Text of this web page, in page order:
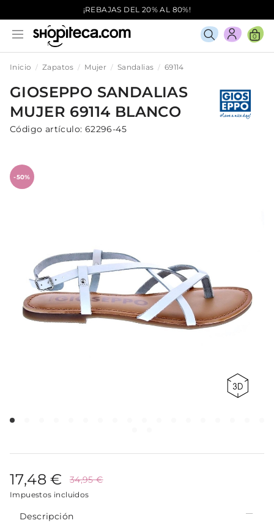
¡REBAJAS DEL 20% AL 80%!
0
Inicio Zapatos Mujer Sandalias 69114
GIOSEPPO SANDALIAS
MUJER 69114 BLANCO
Código artículo: 62296-45
-50%
17,48 € 34,95 €
Impuestos incluidos
Descripción